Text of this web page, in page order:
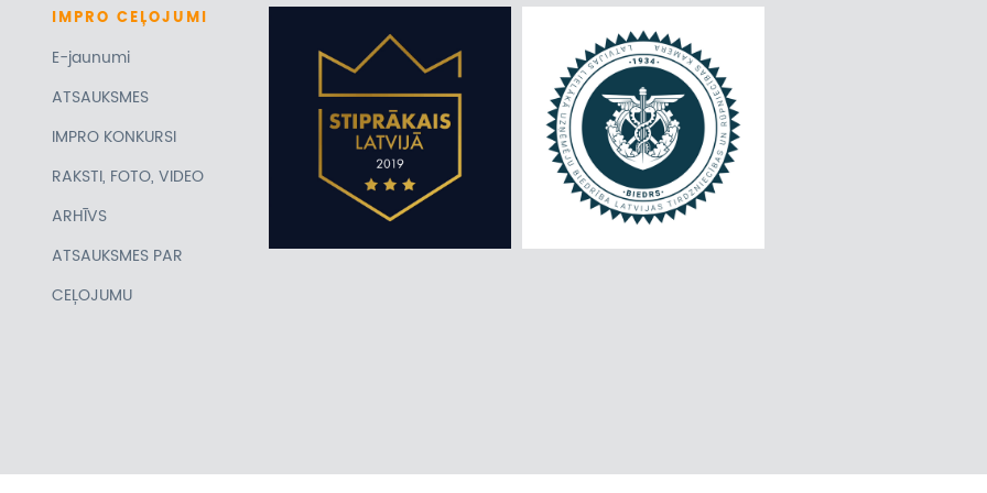
KALNI LIELI, MAZI UN PĀRGĀJIENI
KRUĪZI
RĪGAS EKSKURSIJAS
IMPROCEĻOJUMI
E-jaunumi
ATSAUKSMES
IMPRO KONKURSI
RAKSTI, FOTO, VIDEO
ARHĪVS
ATSAUKSMES PAR
CEĻOJUMU